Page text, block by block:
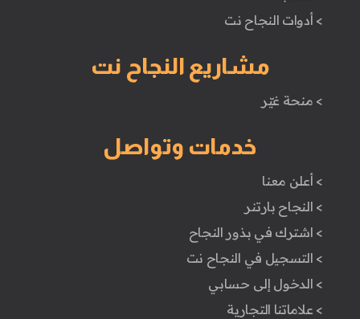
> أدوات النجاح نت
مشاريع النجاح نت
> منحة غيّر
خدمات وتواصل
> أعلن معنا
> النجاح بارتنر
> اشترك في بذور النجاح
> التسجيل في النجاح نت
> الدخول إلى حسابي
> علاماتنا التجارية